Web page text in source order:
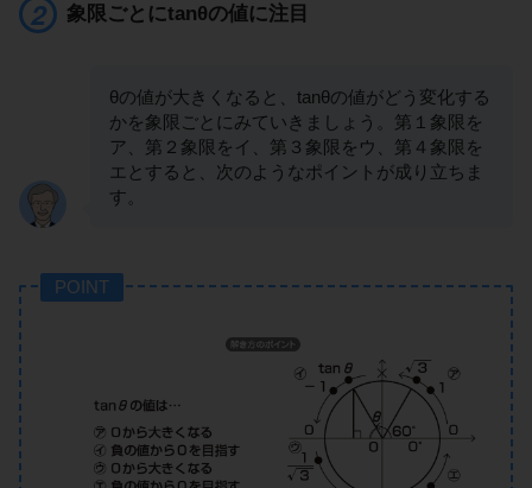
象限ごとにtanθの値に注目
θの値が大きくなると、tanθの値がどう変化する
かを象限ごとにみていきましょう。第１象限を
ア、第２象限をイ、第３象限をウ、第４象限を
エとすると、次のようなポイントが成り立ちま
す。
POINT